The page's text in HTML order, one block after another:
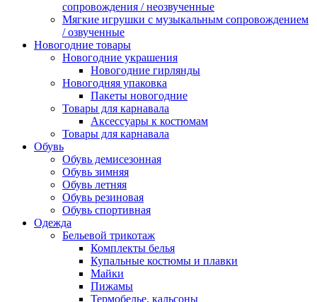
сопровождения / неозвученные
Мягкие игрушки с музыкальным сопровождением
/ озвученные
Новогодние товары
Новогодние украшения
Новогодние гирлянды
Новогодняя упаковка
Пакеты новогодние
Товары для карнавала
Аксессуары к костюмам
Товары для карнавала
Обувь
Обувь демисезонная
Обувь зимняя
Обувь летняя
Обувь резиновая
Обувь спортивная
Одежда
Бельевой трикотаж
Комплекты белья
Купальные костюмы и плавки
Майки
Пижамы
Термобелье, кальсоны